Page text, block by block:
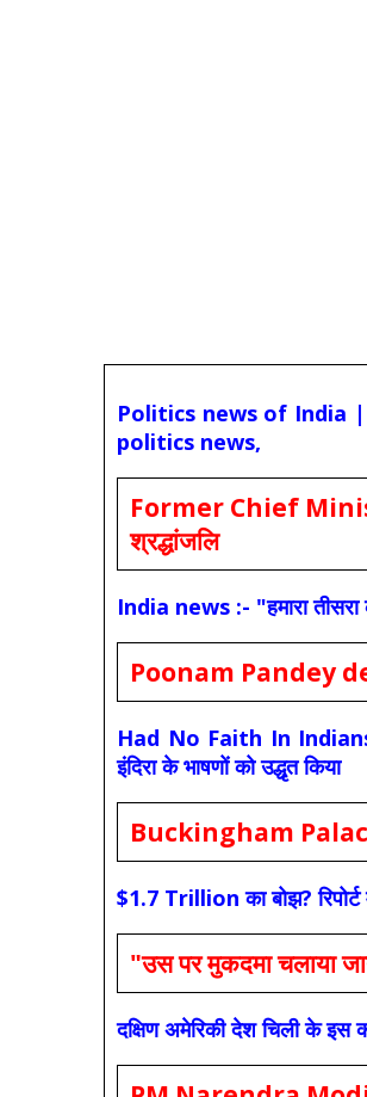
Politics news of India
politics news,
Former Chief
श्रद्धांजलि
India news :- "हमारा
Poonam Pandey
Had No Faith In Indians'
इंदिरा के भाषणों को उद्धृत किया
Buckingham Palace
$1.7 Trillion का बोझ?
"उस पर मुकदमा चलाया
दक्षिण अमेरिकी देश चिली के